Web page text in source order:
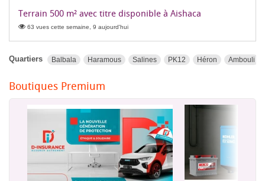
Terrain 500 m² avec titre disponible à Aishaca
63 vues cette semaine, 9 aujourd'hui
Quartiers Balbala Haramous Salines PK12 Héron Ambouli
Boutiques Premium